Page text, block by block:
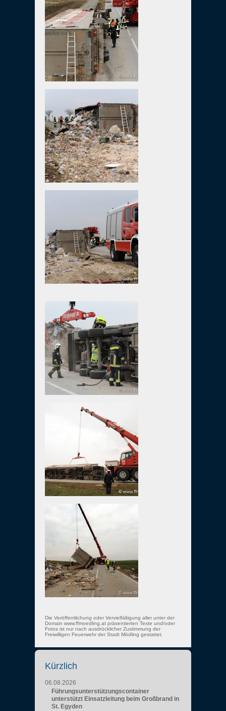
Die Veröffentlichung oder Vervielfältigung aller unter der
Domain www.ffmoedling.at präsentierten Texte und/oder
Fotos ist nur nach ausdrücklicher Zustimmung der
Freiwilligen Feuerwehr der Stadt Mödling gestattet.
Kürzlich
06.08.2026
Führungsunterstützungscontainer
unterstützt Einsatzleitung beim Großbrand in
St. Egyden